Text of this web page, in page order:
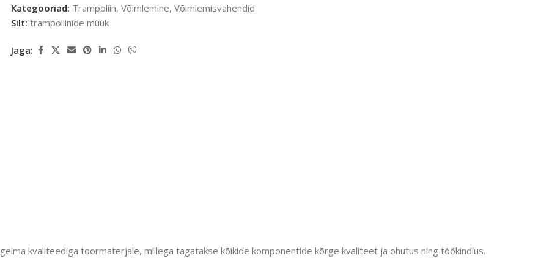
Kategooriad: Trampoliin, Võimlemine, Võimlemisvahendid
Silt: trampoliinide müük
Jaga:
kvaliteediga toormaterjale, millega tagatakse kõikide komponentide kõrge kvaliteet ja ohutus ning töökindlus.